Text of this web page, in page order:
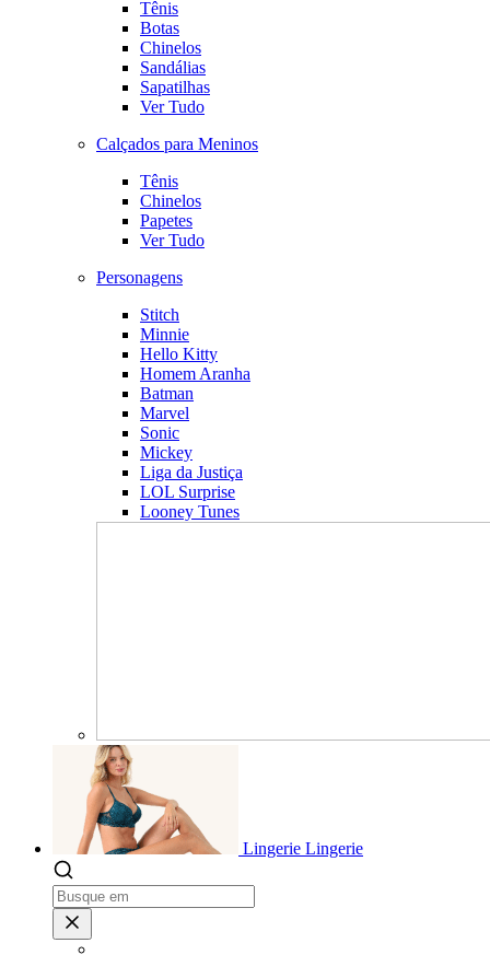
Tênis
Botas
Chinelos
Sandálias
Sapatilhas
Ver Tudo
Calçados para Meninos
Tênis
Chinelos
Papetes
Ver Tudo
Personagens
Stitch
Minnie
Hello Kitty
Homem Aranha
Batman
Marvel
Sonic
Mickey
Liga da Justiça
LOL Surprise
Looney Tunes
Lingerie Lingerie